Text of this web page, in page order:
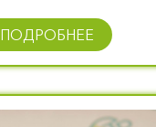
ПОДРОБНЕЕ